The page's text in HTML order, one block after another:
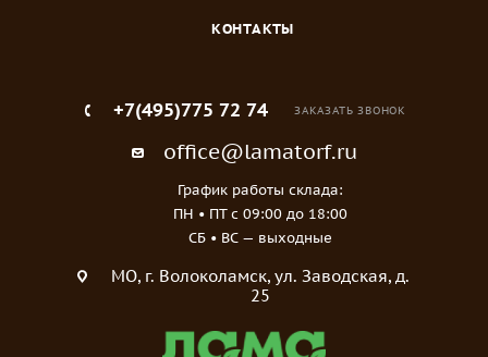
КОНТАКТЫ
+7(495)775 72 74 ЗАКАЗАТЬ ЗВОНОК
office@lamatorf.ru
График работы склада:
ПН • ПТ c 09:00 до 18:00
СБ • ВС — выходные
МO, г. Волоколамск, ул. Заводская, д.
25